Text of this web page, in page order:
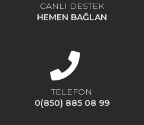
CANLI DESTEK
HEMEN BAĞLAN
TELEFON
0(850) 885 08 99